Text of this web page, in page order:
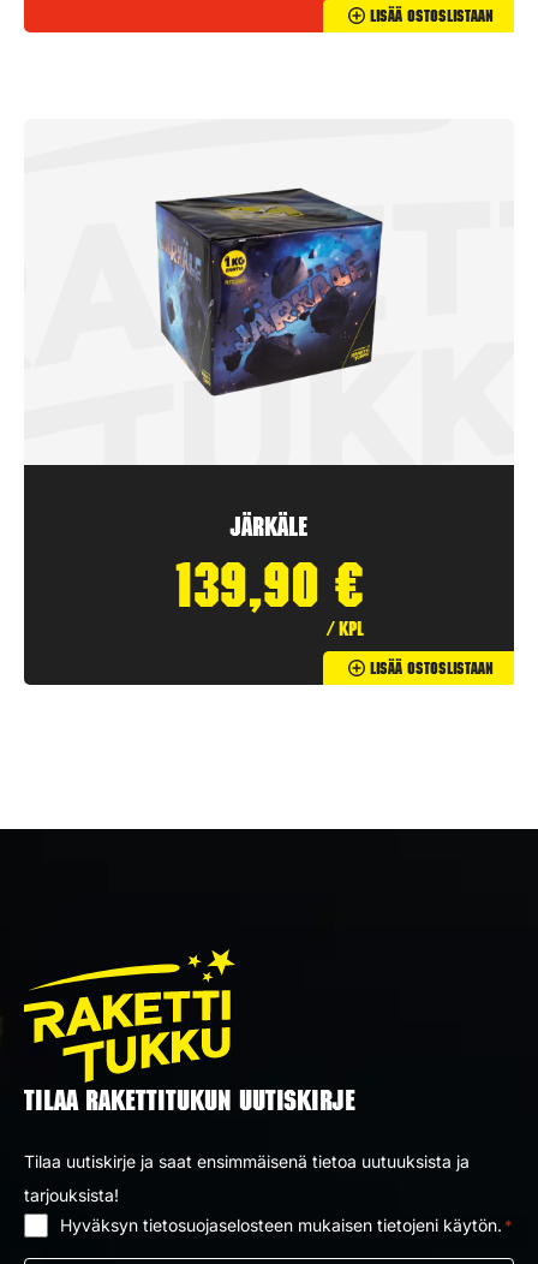
Lisää Ostoslistaan
Järkäle
139,90 €
/ kpl
Lisää Ostoslistaan
TILAA RAKETTITUKUN UUTISKIRJE
Tilaa uutiskirje ja saat ensimmäisenä tietoa uutuuksista ja
tarjouksista!
Hyväksyn tietosuojaselosteen mukaisen tietojeni käytön. *